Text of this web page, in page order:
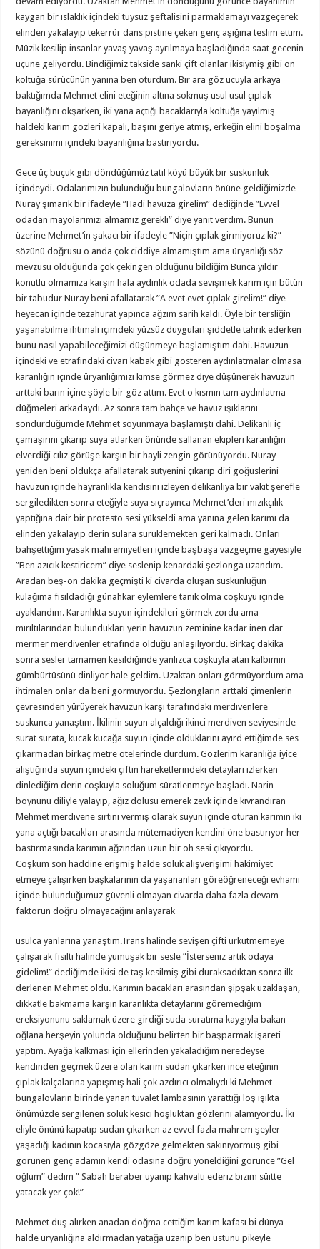
kaygan bir ıslaklık içindeki tüysüz şeftalisini parmaklamayı vazgeçerek
elinden yakalayıp tekerrür dans pistine çeken genç aşığına teslim ettim.
Müzik kesilip insanlar yavaş yavaş ayrılmaya başladığında saat gecenin
üçüne geliyordu. Bindiğimiz takside sanki çift olanlar ikisiymiş gibi ön
koltuğa sürücünün yanına ben oturdum. Bir ara göz ucuyla arkaya
baktığımda Mehmet elini eteğinin altına sokmuş usul usul çıplak
bayanlığını okşarken, iki yana açtığı bacaklarıyla koltuğa yayılmış
haldeki karım gözleri kapalı, başını geriye atmış, erkeğin elini boşalma
gereksinimi içindeki bayanlığına bastırıyordu.
Gece üç buçuk gibi döndüğümüz tatil köyü büyük bir suskunluk
içindeydi. Odalarımızın bulunduğu bungalovların önüne geldiğimizde
Nuray şımarık bir ifadeyle ”Hadi havuza girelim” dediğinde ”Evvel
odadan mayolarımızı almamız gerekli” diye yanıt verdim. Bunun
üzerine Mehmet’in şakacı bir ifadeyle ”Niçin çıplak girmiyoruz ki?”
sözünü doğrusu o anda çok ciddiye almamıştım ama üryanlığı söz
mevzusu olduğunda çok çekingen olduğunu bildiğim Bunca yıldır
konutlu olmamıza karşın hala aydınlık odada sevişmek karım için bütün
bir tabudur Nuray beni afallatarak ”A evet evet çıplak girelim!” diye
heyecan içinde tezahürat yapınca ağzım sarih kaldı. Öyle bir tersliğin
yaşanabilme ihtimali içimdeki yüzsüz duyguları şiddetle tahrik ederken
bunu nasıl yapabileceğimizi düşünmeye başlamıştım dahi. Havuzun
içindeki ve etrafındaki civarı kabak gibi gösteren aydınlatmalar olmasa
karanlığın içinde üryanlığımızı kimse görmez diye düşünerek havuzun
arttaki barın içine şöyle bir göz attım. Evet o kısmın tam aydınlatma
düğmeleri arkadaydı. Az sonra tam bahçe ve havuz ışıklarını
söndürdüğümde Mehmet soyunmaya başlamıştı dahi. Delikanlı iç
çamaşırını çıkarıp suya atlarken önünde sallanan ekipleri karanlığın
elverdiği cılız görüşe karşın bir hayli zengin görünüyordu. Nuray
yeniden beni oldukça afallatarak sütyenini çıkarıp diri göğüslerini
havuzun içinde hayranlıkla kendisini izleyen delikanlıya bir vakit şerefle
sergiledikten sonra eteğiyle suya sıçrayınca Mehmet’deri mızıkçılık
yaptığına dair bir protesto sesi yükseldi ama yanına gelen karımı da
elinden yakalayıp derin sulara sürüklemekten geri kalmadı. Onları
bahşettiğim yasak mahremiyetleri içinde başbaşa vazgeçme gayesiyle
”Ben azıcık kestiricem” diye seslenip kenardaki şezlonga uzandım.
Aradan beş-on dakika geçmişti ki civarda oluşan suskunluğun
kulağıma fısıldadığı günahkar eylemlere tanık olma coşkuyu içinde
ayaklandım. Karanlıkta suyun içindekileri görmek zordu ama
mırıltılarından bulundukları yerin havuzun zeminine kadar inen dar
mermer merdivenler etrafında olduğu anlaşılıyordu. Birkaç dakika
sonra sesler tamamen kesildiğinde yanlızca coşkuyla atan kalbimin
gümbürtüsünü dinliyor hale geldim. Uzaktan onları görmüyordum ama
ihtimalen onlar da beni görmüyordu. Şezlongların arttaki çimenlerin
çevresinden yürüyerek havuzun karşı tarafındaki merdivenlere
suskunca yanaştım. İkilinin suyun alçaldığı ikinci merdiven seviyesinde
surat surata, kucak kucağa suyun içinde olduklarını ayırd ettiğimde ses
çıkarmadan birkaç metre ötelerinde durdum. Gözlerim karanlığa iyice
alıştığında suyun içindeki çiftin hareketlerindeki detayları izlerken
dinlediğim derin coşkuyla soluğum süratlenmeye başladı. Narin
boynunu diliyle yalayıp, ağız dolusu emerek zevk içinde kıvrandıran
Mehmet merdivene sırtını vermiş olarak suyun içinde oturan karımın iki
yana açtığı bacakları arasında mütemadiyen kendini öne bastırıyor her
bastırmasında karımın ağzından uzun bir oh sesi çıkıyordu.
Coşkum son haddine erişmiş halde soluk alışverişimi hakimiyet
etmeye çalışırken başkalarının da yaşananları göreöğreneceği evhamı
içinde bulunduğumuz güvenli olmayan civarda daha fazla devam
faktörün doğru olmayacağını anlayarak
usulca yanlarına yanaştım.Trans halinde sevişen çifti ürkütmemeye
çalışarak fısıltı halinde yumuşak bir sesle ”İsterseniz artık odaya
gidelim!” dediğimde ikisi de taş kesilmiş gibi duraksadıktan sonra ilk
derlenen Mehmet oldu. Karımın bacakları arasından şipşak uzaklaşan,
dikkatle bakmama karşın karanlıkta detaylarını göremediğim
ereksiyonunu saklamak üzere girdiği suda suratıma kaygıyla bakan
oğlana herşeyin yolunda olduğunu belirten bir başparmak işareti
yaptım. Ayağa kalkması için ellerinden yakaladığım neredeyse
kendinden geçmek üzere olan karım sudan çıkarken ince eteğinin
çıplak kalçalarına yapışmış hali çok azdırıcı olmalıydı ki Mehmet
bungalovların birinde yanan tuvalet lambasının yarattığı loş ışıkta
önümüzde sergilenen soluk kesici hoşluktan gözlerini alamıyordu. İki
eliyle önünü kapatıp sudan çıkarken az evvel fazla mahrem şeyler
yaşadığı kadının kocasıyla gözgöze gelmekten sakınıyormuş gibi
görünen genç adamın kendi odasına doğru yöneldiğini görünce ”Gel
oğlum” dedim ” Sabah beraber uyanıp kahvaltı ederiz bizim süitte
yatacak yer çok!”
Mehmet duş alırken anadan doğma cettiğim karım kafası bi dünya
halde üryanlığına aldırmadan yatağa uzanıp ben üstünü pikeyle